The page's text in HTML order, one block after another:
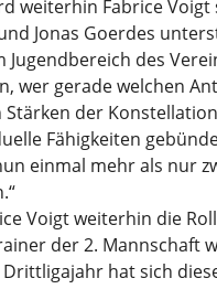
weiterhin Fabrice
Jonas Goerdes
Jugendbereich des
wer gerade welchen
der
Fähigkeiten
einmal mehr als nur
Voigt weiterhin die
der 2. Mannschaft
hat sich